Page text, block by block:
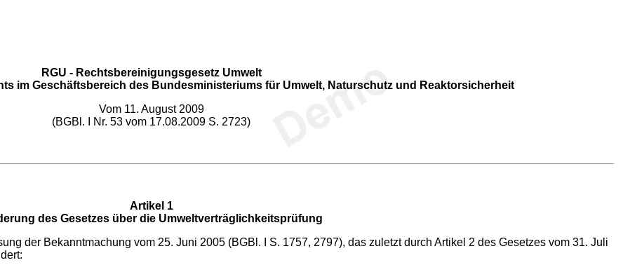
RGU - Rechtsbereinigungsgesetz Umwelt
im Geschäftsbereich des Bundesministeriums für Umwelt, Naturschutz und Reaktorsicherheit
Vom 11. August 2009
(BGBl. I Nr. 53 vom 17.08.2009 S. 2723)
Artikel 1
des Gesetzes über die Umweltverträglichkeitsprüfung
der Bekanntmachung vom 25. Juni 2005 (BGBl. I S. 1757, 2797), das zuletzt durch Artikel 2 des Gesetzes vom 31. Juli